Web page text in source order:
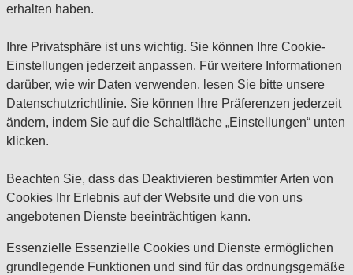
erhalten haben.
Ihre Privatsphäre ist uns wichtig. Sie können Ihre Cookie-
Einstellungen jederzeit anpassen. Für weitere Informationen
darüber, wie wir Daten verwenden, lesen Sie bitte unsere
Datenschutzrichtlinie. Sie können Ihre Präferenzen jederzeit
ändern, indem Sie auf die Schaltfläche „Einstellungen“ unten
klicken.
Beachten Sie, dass das Deaktivieren bestimmter Arten von
Cookies Ihr Erlebnis auf der Website und die von uns
angebotenen Dienste beeinträchtigen kann.
Essenzielle Essenzielle Cookies und Dienste ermöglichen
grundlegende Funktionen und sind für das ordnungsgemäße